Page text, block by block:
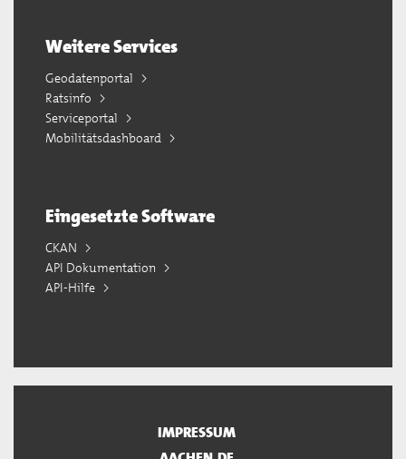
Weitere Services
Geodatenportal
Ratsinfo
Serviceportal
Mobilitätsdashboard
Eingesetzte Software
CKAN
API Dokumentation
API-Hilfe
IMPRESSUM